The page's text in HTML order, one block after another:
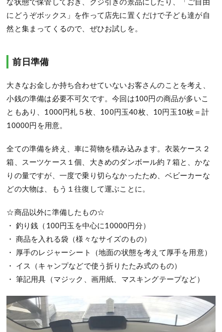
にどうぞボックス」を作って店先に置くだけで子ども達が自
然と集まってくるので、ぜひお試しを。
前日準備
大きなお金しか持ち合わせていないお客さんのことを考え、
小銭の準備は必要不可欠です。今回は100円の商品が多いこ
ともあり、1000円札５枚、100円玉40枚、10円玉10枚＝計
10000円を用意。
全ての準備を終え、車に荷物を積み込みます。衣装ケース２
箱、スーツケース１個、大きめのダンボール約７箱と、かな
りの量ですが、一度で乗り切らなかったため、ベビーカーな
どの大物は、もう１往復して運ぶことに。
☆商品以外に準備したもの☆
・ 釣り銭（100円玉を中心に10000円分）
・ 商品を入れる袋（様々なサイズのもの）
・ 厚手のレジャーシート（地面の状態を考えて厚手を用意）
・ イス（キャンプなどで使う折りたたみ式のもの）
・ 筆記用具（マジック、画用紙、マスキングテープなど）